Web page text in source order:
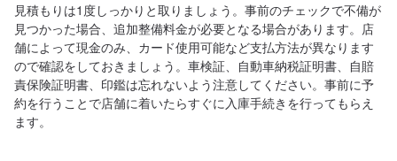
見積もりは1度しっかりと取りましょう。事前のチェックで不備が
見つかった場合、追加整備料金が必要となる場合があります。店
舗によって現金のみ、カード使用可能など支払方法が異なります
ので確認をしておきましょう。車検証、自動車納税証明書、自賠
責保険証明書、印鑑は忘れないよう注意してください。事前に予
約を行うことで店舗に着いたらすぐに入庫手続きを行ってもらえ
ます。